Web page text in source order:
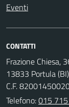
Eventi
CONTATTI
Frazione Chiesa,
13833 Portula (BI)
C.F.
Telefono:015